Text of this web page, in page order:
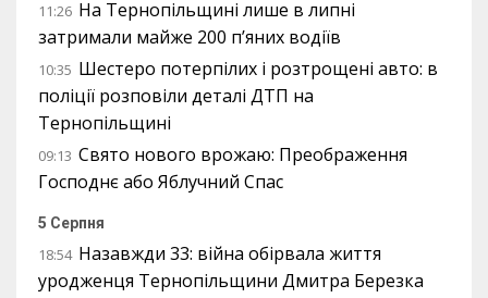
11:26 На Тернопільщині лише в липні
затримали майже 200 п’яних водіїв
10:35 Шестеро потерпілих і розтрощені авто: в
поліції розповіли деталі ДТП на
Тернопільщині
09:13 Свято нового врожаю: Преображення
Господнє або Яблучний Спас
5 Серпня
18:54 Назавжди 33: війна обірвала життя
уродженця Тернопільщини Дмитра Березка